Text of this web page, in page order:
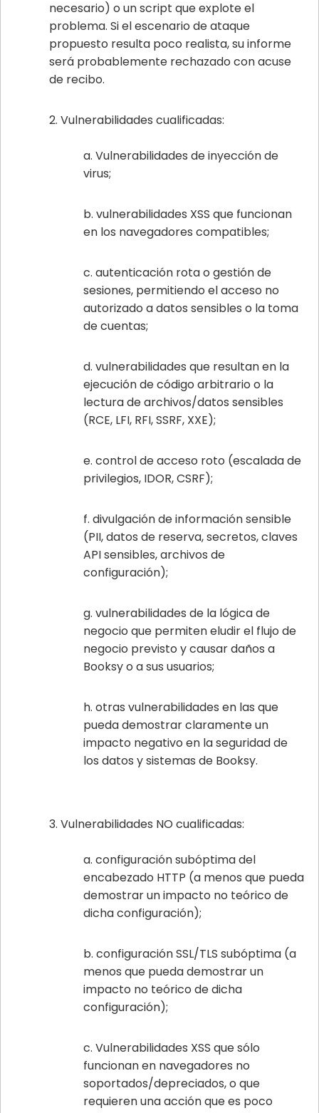
necesario) o un script que explote el
problema. Si el escenario de ataque
propuesto resulta poco realista, su informe
será probablemente rechazado con acuse
de recibo.
Vulnerabilidades cualificadas:
Vulnerabilidades de inyección de
virus;
vulnerabilidades XSS que funcionan
en los navegadores compatibles;
autenticación rota o gestión de
sesiones, permitiendo el acceso no
autorizado a datos sensibles o la toma
de cuentas;
vulnerabilidades que resultan en la
ejecución de código arbitrario o la
lectura de archivos/datos sensibles
(RCE, LFI, RFI, SSRF, XXE);
control de acceso roto (escalada de
privilegios, IDOR, CSRF);
divulgación de información sensible
(PII, datos de reserva, secretos, claves
API sensibles, archivos de
configuración);
vulnerabilidades de la lógica de
negocio que permiten eludir el flujo de
negocio previsto y causar daños a
Booksy o a sus usuarios;
otras vulnerabilidades en las que
pueda demostrar claramente un
impacto negativo en la seguridad de
los datos y sistemas de Booksy.
Vulnerabilidades NO cualificadas:
configuración subóptima del
encabezado HTTP (a menos que pueda
demostrar un impacto no teórico de
dicha configuración);
configuración SSL/TLS subóptima (a
menos que pueda demostrar un
impacto no teórico de dicha
configuración);
Vulnerabilidades XSS que sólo
funcionan en navegadores no
soportados/depreciados, o que
requieren una acción que es poco